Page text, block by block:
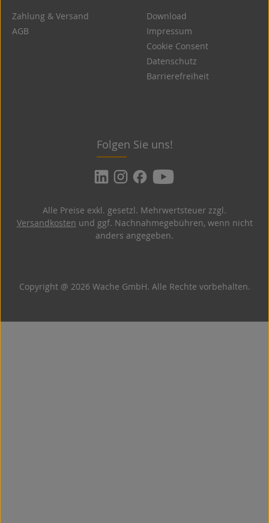
Zahlung & Versand
AGB
Download
Impressum
Cookie Consent
Datenschutz
Barrierefreiheit
Folgen Sie uns!
Copyright @ 2026 Wache GmbH. Alle Rechte vorbehalten.
Alle Preise exkl. gesetzl. Mehrwertsteuer zzgl.
Versandkosten und ggf. Nachnahmegebühren, wenn nicht
anders angegeben.